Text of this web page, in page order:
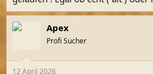
Apex
Profi Sucher
12 April 2026